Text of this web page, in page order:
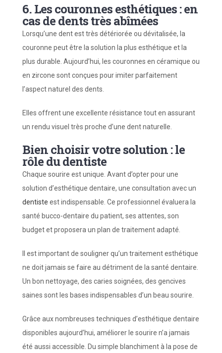
6. Les couronnes esthétiques : en
cas de dents très abîmées
Lorsqu’une dent est très détériorée ou dévitalisée, la
couronne peut être la solution la plus esthétique et la
plus durable. Aujourd’hui, les couronnes en céramique ou
en zircone sont conçues pour imiter parfaitement
l’aspect naturel des dents.
Elles offrent une excellente résistance tout en assurant
un rendu visuel très proche d’une dent naturelle.
Bien choisir votre solution : le
rôle du dentiste
Chaque sourire est unique. Avant d’opter pour une
solution d’esthétique dentaire, une consultation avec un
dentiste est indispensable. Ce professionnel évaluera la
santé bucco-dentaire du patient, ses attentes, son
budget et proposera un plan de traitement adapté.
Il est important de souligner qu’un traitement esthétique
ne doit jamais se faire au détriment de la santé dentaire.
Un bon nettoyage, des caries soignées, des gencives
saines sont les bases indispensables d’un beau sourire.
Grâce aux nombreuses techniques d’esthétique dentaire
disponibles aujourd’hui, améliorer le sourire n’a jamais
été aussi accessible. Du simple blanchiment à la pose de